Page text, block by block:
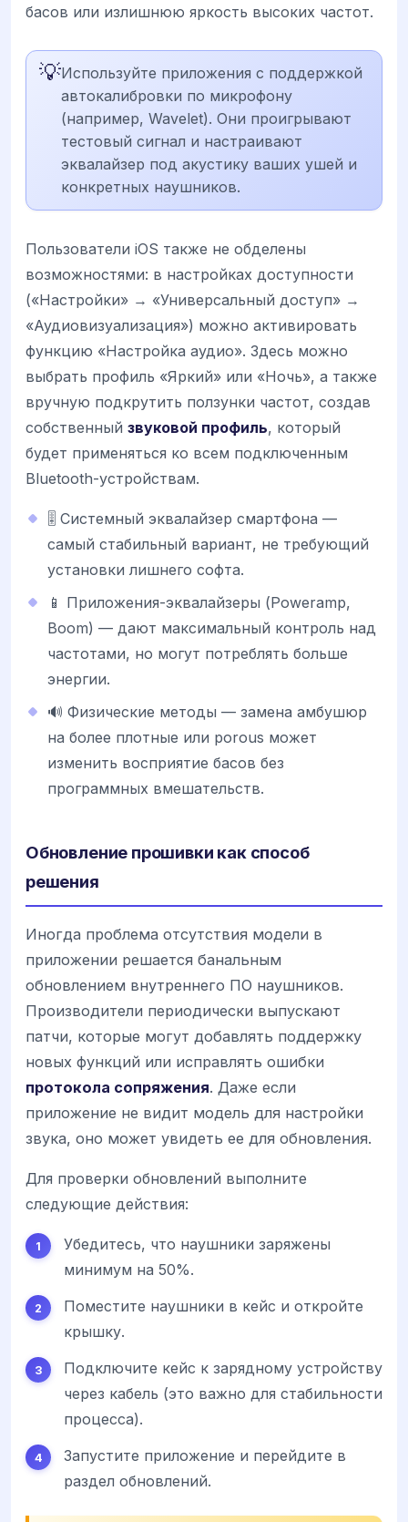
басов или излишнюю яркость высоких частот.
💡Используйте приложения с поддержкой
автокалибровки по микрофону
(например, Wavelet). Они проигрывают
тестовый сигнал и настраивают
эквалайзер под акустику ваших ушей и
конкретных наушников.
Пользователи iOS также не обделены
возможностями: в настройках доступности
(«Настройки» → «Универсальный доступ» →
«Аудиовизуализация») можно активировать
функцию «Настройка аудио». Здесь можно
выбрать профиль «Яркий» или «Ночь», а также
вручную подкрутить ползунки частот, создав
собственный звуковой профиль, который
будет применяться ко всем подключенным
Bluetooth-устройствам.
🎚️ Системный эквалайзер смартфона —
самый стабильный вариант, не требующий
установки лишнего софта.
📱 Приложения-эквалайзеры (Poweramp,
Boom) — дают максимальный контроль над
частотами, но могут потреблять больше
энергии.
🔊 Физические методы — замена амбушюр
на более плотные или porous может
изменить восприятие басов без
программных вмешательств.
Обновление прошивки как способ
решения
Иногда проблема отсутствия модели в
приложении решается банальным
обновлением внутреннего ПО наушников.
Производители периодически выпускают
патчи, которые могут добавлять поддержку
новых функций или исправлять ошибки
протокола сопряжения. Даже если
приложение не видит модель для настройки
звука, оно может увидеть ее для обновления.
Для проверки обновлений выполните
следующие действия:
Убедитесь, что наушники заряжены
минимум на 50%.
Поместите наушники в кейс и откройте
крышку.
Подключите кейс к зарядному устройству
через кабель (это важно для стабильности
процесса).
Запустите приложение и перейдите в
раздел обновлений.